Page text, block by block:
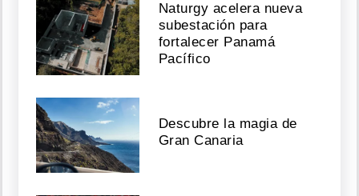
Naturgy acelera nueva
subestación para
fortalecer Panamá
Pacífico
Descubre la magia de
Gran Canaria